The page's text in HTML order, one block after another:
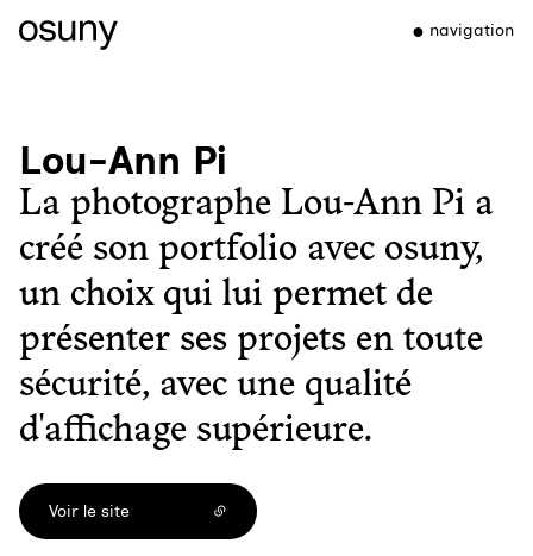
navigation
Lou-Ann Pi
La photographe Lou-Ann Pi a
créé son portfolio avec osuny,
un choix qui lui permet de
présenter ses projets en toute
sécurité, avec une qualité
d'affichage supérieure.
Voir le site